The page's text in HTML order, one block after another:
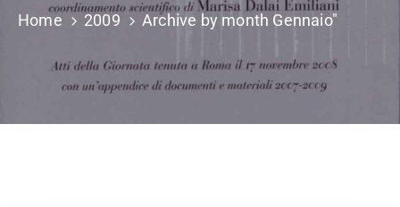
CONTATTI
Home 2009 Archive by month Gennaio"